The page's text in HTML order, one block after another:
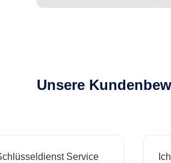
Unsere
Service
Ich